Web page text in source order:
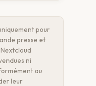
pour
presse et
ni
au
leur